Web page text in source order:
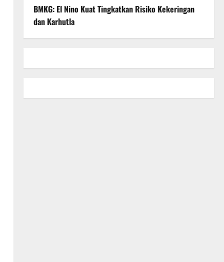
BMKG: El Nino Kuat Tingkatkan Risiko Kekeringan
dan Karhutla